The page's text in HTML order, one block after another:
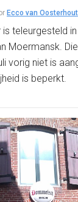
Ecco van Oosterhout
teleurgesteld
Moermansk.
vorig niet is
is beperkt.